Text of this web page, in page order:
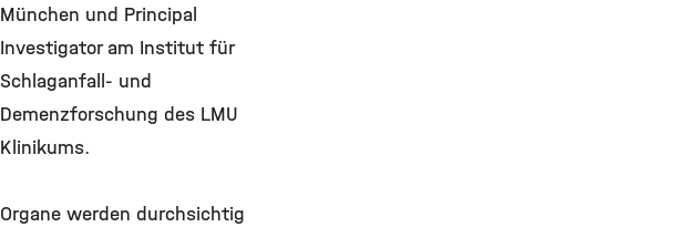
München und Principal
Investigator am Institut für
Schlaganfall- und
Demenzforschung des LMU
Klinikums.
Organe werden durchsichtig